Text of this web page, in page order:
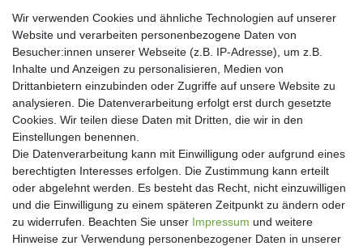
Zahlungsarten
Newsletter
Wir verwenden Cookies und ähnliche Technologien auf unserer
Website und verarbeiten personenbezogene Daten von
Besucher:innen unserer Webseite (z.B. IP-Adresse), um z.B.
Inhalte und Anzeigen zu personalisieren, Medien von
Drittanbietern einzubinden oder Zugriffe auf unsere Website zu
analysieren. Die Datenverarbeitung erfolgt erst durch gesetzte
Cookies. Wir teilen diese Daten mit Dritten, die wir in den
Einstellungen benennen.
Die Datenverarbeitung kann mit Einwilligung oder aufgrund eines
berechtigten Interesses erfolgen. Die Zustimmung kann erteilt
oder abgelehnt werden. Es besteht das Recht, nicht einzuwilligen
und die Einwilligung zu einem späteren Zeitpunkt zu ändern oder
zu widerrufen. Beachten Sie unser Impressum und weitere
Hinweise zur Verwendung personenbezogener Daten in unserer